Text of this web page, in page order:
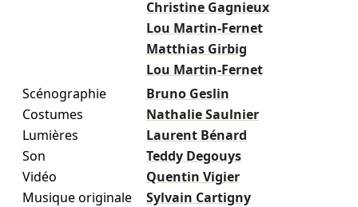
Christine Gagnieux
Lou Martin-Fernet
Matthias Girbig
Lou Martin-Fernet
Scénographie
Bruno Geslin
Costumes
Nathalie Saulnier
Lumières
Laurent Bénard
Son
Teddy Degouys
Vidéo
Quentin Vigier
Musique originale
Sylvain Cartigny